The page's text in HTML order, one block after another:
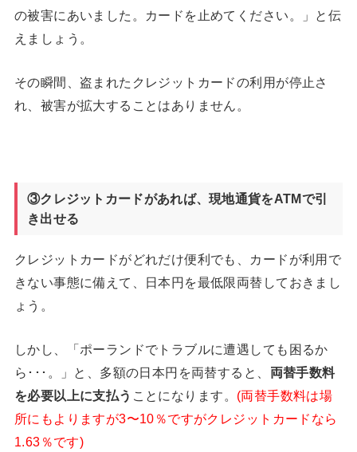
の被害にあいました。カードを止めてください。」と伝
えましょう。
その瞬間、盗まれたクレジットカードの利用が停止さ
れ、被害が拡大することはありません。
③クレジットカードがあれば、現地通貨をATMで引
き出せる
クレジットカードがどれだけ便利でも、カードが利用で
きない事態に備えて、日本円を最低限両替しておきまし
ょう。
しかし、「ポーランドでトラブルに遭遇しても困るか
ら･･･。」と、多額の日本円を両替すると、 両替手数料
を必要以上に支払う ことになります。 (両替手数料は場
所にもよりますが3〜10％ですがクレジットカードなら
1.63％です)